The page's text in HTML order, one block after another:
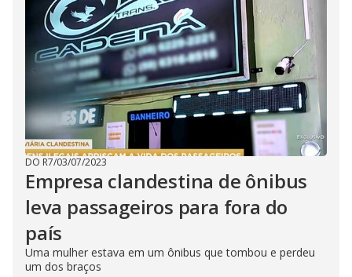
DO R7/03/07/2023
Empresa clandestina de ônibus
leva passageiros para fora do
país
Uma mulher estava em um ônibus que tombou e perdeu
um dos braços